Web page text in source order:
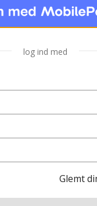
log ind med
Glemt